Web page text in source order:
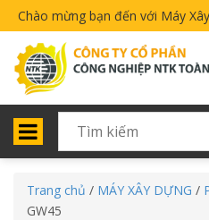
Chào mừng bạn đến với Máy
Trang chủ / MÁY XÂY DỰNG /
GW45